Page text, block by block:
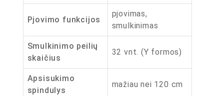
Pjovimo funkcijos
pjovimas,
smulkinimas
Smulkinimo peilių
skaičius
32 vnt. (Y formos)
Apsisukimo
spindulys
mažiau nei 120 cm